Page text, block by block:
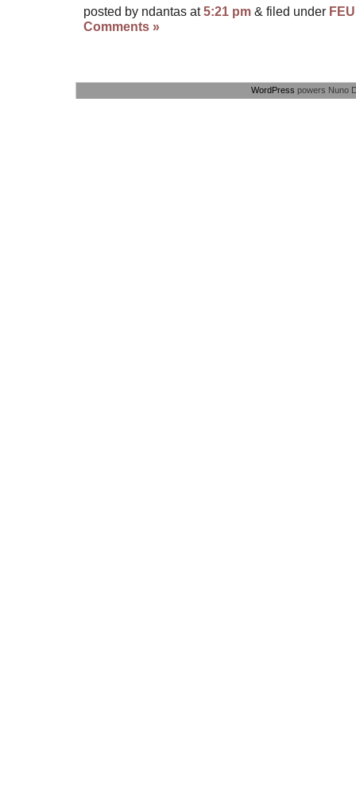
posted by ndantas at5:21 pm& filed under
Comments »
WordPress powers Nuno